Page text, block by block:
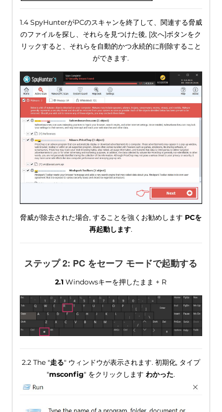
1.4 SpyHunterがPCのスキャンを終了して、関連する脅威
のファイルを探し、それらを見つけた後, [次へ]ボタンをク
リックすると、それらを自動的かつ永続的に削除すること
ができます.
脅威が除去された場合, することを強くお勧めします PCを
再起動します.
ステップ 2: PC をセーフ モードで起動する
2.1 Windowsキーを押したまま + R
2.2 The "走る" ウィンドウが表示されます. 初期化, タイプ
"msconfig" をクリックしますわかった.